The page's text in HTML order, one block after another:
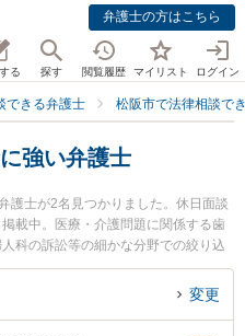
弁護士の方はこちら
る 探す 閲覧履歴 マイリスト ログイン
できる弁護士 松阪市で法律相談で
強い弁護士
護士が2名見つかりました。休日面談
載中。医療・介護問題に関係する歯
科の訴訟等の細かな分野での絞り込
所の本庄 美和子弁護士や山本法律事
や弁護士費用、強みなどが注目され
変更